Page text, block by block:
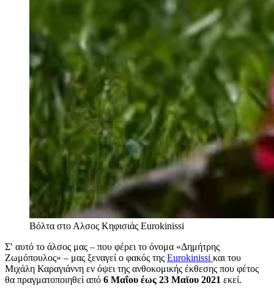
Βόλτα στο Αλσος Κηφισιάς Eurokinissi
Σ′ αυτό το άλσος μας – που φέρει το όνομα «Δημήτρης
Ζωμόπουλος» – μας ξεναγεί ο φακός της Eurokinissi και του
Μιχάλη Καραγιάννη εν όψει της ανθοκομικής έκθεσης που φέτος
θα πραγματοποιηθεί από 6 Μαΐου έως 23 Μαϊου 2021 εκεί.